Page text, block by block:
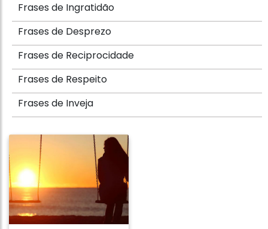
Frases de Ingratidão
Frases de Desprezo
Frases de Reciprocidade
Frases de Respeito
Frases de Inveja